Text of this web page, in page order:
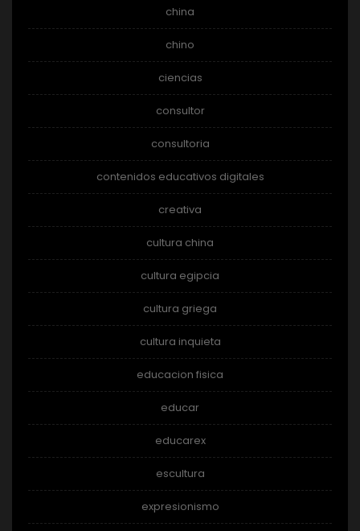
china
chino
ciencias
consultor
consultoria
contenidos educativos digitales
creativa
cultura china
cultura egipcia
cultura griega
cultura inquieta
educacion fisica
educar
educarex
escultura
expresionismo